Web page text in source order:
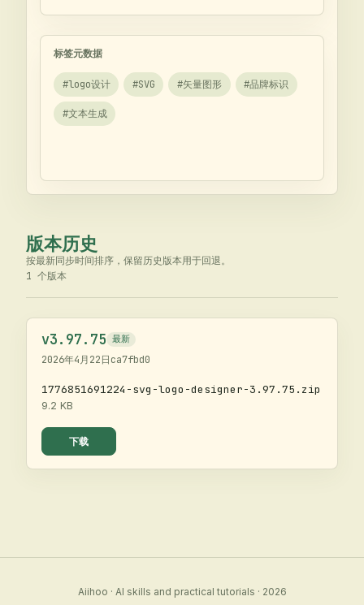
标签元数据
#logo设计 #SVG #矢量图形 #品牌标识
#文本生成
版本历史
按最新同步时间排序，保留历史版本用于回退。
1 个版本
v3.97.75 最新
2026年4月22日ca7fbd0
1776851691224-svg-logo-designer-3.97.75.zip
9.2 KB
下载
Aiihoo · AI skills and practical tutorials · 2026